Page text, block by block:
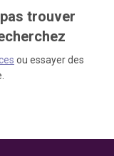
trouver
ou essayer des